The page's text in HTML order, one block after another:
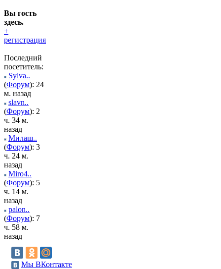
Вы гость
здесь.
+
регистрация
Последний
посетитель:
Sylva..
(Форум): 24
м. назад
slavn..
(Форум): 2
ч. 34 м.
назад
Милаш..
(Форум): 3
ч. 24 м.
назад
Miro4..
(Форум): 5
ч. 14 м.
назад
palon..
(Форум): 7
ч. 58 м.
назад
Мы ВКонтакте